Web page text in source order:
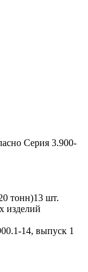
Серия 3.900-
тонн)13 шт.
изделий
14, выпуск 1